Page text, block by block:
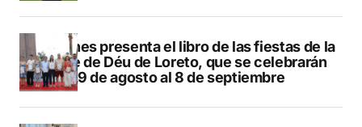
Duanes presenta el libro de las fiestas de la
Mare de Déu de Loreto, que se celebrarán
del 29 de agosto al 8 de septiembre